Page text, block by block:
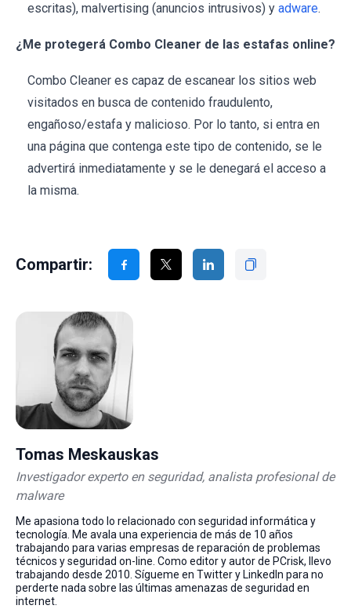
escritas), malvertising (anuncios intrusivos) y adware.
¿Me protegerá Combo Cleaner de las estafas online?
Combo Cleaner es capaz de escanear los sitios web
visitados en busca de contenido fraudulento,
engañoso/estafa y malicioso. Por lo tanto, si entra en
una página que contenga este tipo de contenido, se le
advertirá inmediatamente y se le denegará el acceso a
la misma.
Compartir:
Tomas Meskauskas
Investigador experto en seguridad, analista profesional de
malware
Me apasiona todo lo relacionado con seguridad informática y
tecnología. Me avala una experiencia de más de 10 años
trabajando para varias empresas de reparación de problemas
técnicos y seguridad on-line. Como editor y autor de PCrisk, llevo
trabajando desde 2010. Sígueme en Twitter y LinkedIn para no
perderte nada sobre las últimas amenazas de seguridad en
internet.